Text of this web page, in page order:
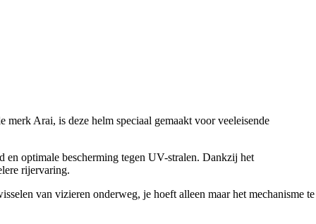
Arai, is deze helm speciaal gemaakt voor veeleisende
en optimale bescherming tegen UV-stralen. Dankzij het
rijervaring.
van vizieren onderweg, je hoeft alleen maar het mechanisme te